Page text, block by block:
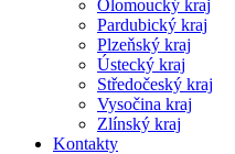
Olomoucký kraj
Pardubický kraj
Plzeňský kraj
Ústecký kraj
Středočeský kraj
Vysočina kraj
Zlínský kraj
Kontakty